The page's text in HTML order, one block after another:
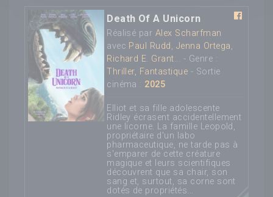
Death Of A Unicorn
Réalisé par Alex Scharfman
avec Paul Rudd , Jenna Ortega,
Richard E. Grant... - Genre :
Thriller, Fantastique - Sortie
cinéma : 2025
Elliot et sa fille adolescente
Ridley écrasent accidentellement
une licorne. La famille Leopold,
propriétaire d'un labo
pharmaceutique, ne tarde pas à
s'emparer de cette créature
magique et leurs scientifiques
découvrent que sa chair, son
sang et, surtout, sa corne sont
dotés de propriétés...